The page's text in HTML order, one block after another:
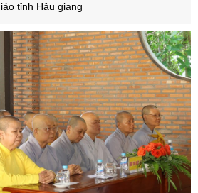
tỉnh Hậu giang